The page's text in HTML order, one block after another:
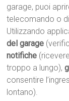
garage, puoi
telecomando o
Utilizzando
del garage
notifiche
troppo a lungo),
consentire
lontano).